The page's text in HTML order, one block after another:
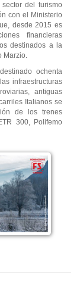
del turismo
con el Ministerio
desde 2015 es
financieras
destinados a la
Marzio.
ochenta
infraestructuras
antiguas
Italianos se
de los trenes
300, Polifemo